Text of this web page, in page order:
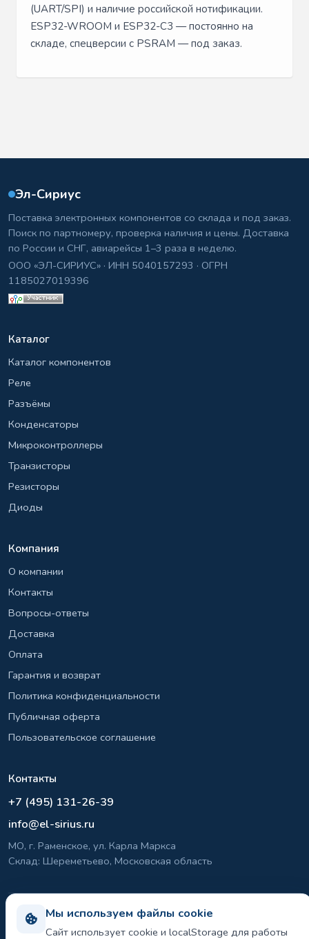
Мы используем файлы cookie
Сайт использует cookie и localStorage для работы
(UART/SPI) и наличие российской нотификации.
ESP32-WROOM и ESP32-C3 — постоянно на
складе, спецверсии с PSRAM — под заказ.
Эл-Сириус
Поставка электронных компонентов со склада и под заказ.
Поиск по партномеру, проверка наличия и цены. Доставка
по России и СНГ, авиарейсы 1–3 раза в неделю.
ООО «ЭЛ-СИРИУС» · ИНН 5040157293 · ОГРН
1185027019396
Каталог
Каталог компонентов
Реле
Разъёмы
Конденсаторы
Микроконтроллеры
Транзисторы
Резисторы
Диоды
Компания
О компании
Контакты
Вопросы-ответы
Доставка
Оплата
Гарантия и возврат
Политика конфиденциальности
Публичная оферта
Пользовательское соглашение
Контакты
+7 (495) 131-26-39
info@el-sirius.ru
МО, г. Раменское, ул. Карла Маркса
Склад: Шереметьево, Московская область
2026 ООО «ЭЛ-СИРИУС». Все права защищены.
Политика конфиденциальности и использования cookie